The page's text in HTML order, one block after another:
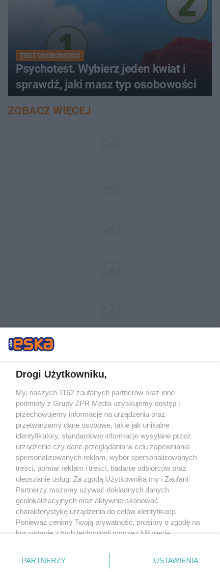
TEST OSOBOWOŚCI
Psychotest. Wybierz jeden kwiat i
sprawdź, jaki masz typ osobowości
ZOBACZ WIĘCEJ
Żaden utwór zamieszczony w serwisie nie może być powielany i
rozpowszechniany lub dalej rozpowszechniany w jakikolwiek sposób (w
tym także elektroniczny lub mechaniczny) na jakimkolwiek polu
eksploatacji w jakiejkolwiek formie, włącznie z umieszczaniem w Internecie
bez pisemnej zgody właściciela praw. Jakiekolwiek użycie lub
wykorzystanie utworów w całości lub w części z naruszeniem prawa, tzn.
bez właściwej zgody, jest zabronione pod groźbą kary i może być ścigane
prawnie.
O nas
Drogi Użytkowniku,
My, naszych 1162 zaufanych partnerów oraz inne
podmioty z Grupy ZPR Media uzyskujemy dostęp i
przechowujemy informacje na urządzeniu oraz
przetwarzamy dane osobowe, takie jak unikalne
identyfikatory, standardowe informacje wysyłane przez
urządzenie czy dane przeglądania w celu zapewniania
spersonalizowanych reklam, wybór spersonalizowanych
treści, pomiar reklam i treści, badanie odbiorców oraz
ulepszanie usług. Za zgodą Użytkownika my i Zaufani
Partnerzy możemy używać dokładnych danych
geolokalizacyjnych oraz aktywnie skanować
charakterystykę urządzenia do celów identyfikacji.
Ponieważ cenimy Twoją prywatność, prosimy o zgodę na
korzystanie z tych technologii poprzez kliknięcie
zmienić/wycofać klikając przycisk ustawień prywatności
znajdujący się w lewym dolnym rogu strony
PARTNERZY USTAWIENIA